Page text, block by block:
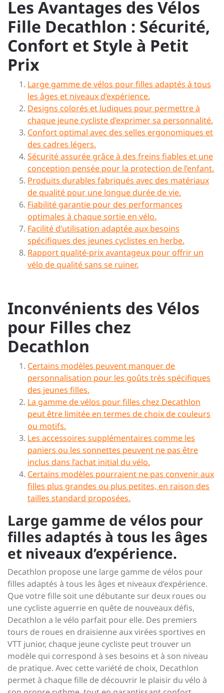
Les Avantages des Vélos
Fille Decathlon : Sécurité,
Confort et Style à Petit
Prix
Large gamme de vélos pour filles adaptés à tous
les âges et niveaux d’expérience.
Designs colorés et ludiques pour permettre à
chaque jeune cycliste d’exprimer sa personnalité.
Confort optimal avec des selles ergonomiques et
des cadres légers.
Sécurité assurée grâce à des freins fiables et une
conception pensée pour la protection de l’enfant.
Produits durables fabriqués avec des matériaux
de qualité pour une longue durée de vie.
Fiabilité garantie pour des performances
optimales à chaque sortie en vélo.
Facilité d’utilisation adaptée aux besoins
spécifiques des jeunes cyclistes en herbe.
Rapport qualité-prix avantageux pour offrir un
vélo de qualité sans se ruiner.
Inconvénients des Vélos
pour Filles chez
Decathlon
Certains modèles peuvent manquer de
personnalisation pour les goûts très spécifiques
des jeunes filles.
La gamme de vélos pour filles chez Decathlon
peut être limitée en termes de choix de couleurs
ou motifs.
Les accessoires supplémentaires comme les
paniers ou les sonnettes peuvent ne pas être
inclus dans l’achat initial du vélo.
Certains modèles pourraient ne pas convenir aux
filles plus grandes ou plus petites, en raison des
tailles standard proposées.
Large gamme de vélos pour
filles adaptés à tous les âges
et niveaux d’expérience.
Decathlon propose une large gamme de vélos pour
filles adaptés à tous les âges et niveaux d’expérience.
Que votre fille soit une débutante sur deux roues ou
une cycliste aguerrie en quête de nouveaux défis,
Decathlon a le vélo parfait pour elle. Des premiers
tours de roues en draisienne aux virées sportives en
VTT junior, chaque jeune cycliste peut trouver un
modèle qui correspond à ses besoins et à son niveau
de pratique. Avec cette variété de choix, Decathlon
permet à chaque fille de découvrir le plaisir du vélo à